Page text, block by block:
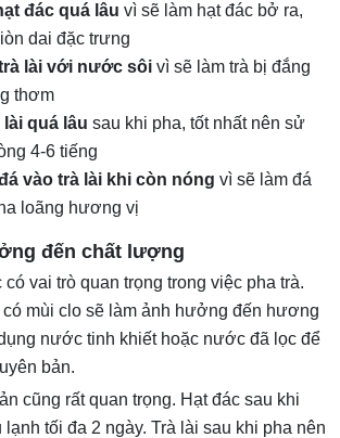
đác quá lâu vì sẽ làm hạt đác bở ra,
dai đặc trưng
lài với nước sôi vì sẽ làm trà bị đắng
thơm
quá lâu sau khi pha, tốt nhất nên sử
4-6 tiếng
vào trà lài khi còn nóng vì sẽ làm đá
loãng hương vị
đến chất lượng
vai trò quan trọng trong việc pha trà.
mùi clo sẽ làm ảnh hưởng đến hương
nước tinh khiết hoặc nước đã lọc để
bản.
cũng rất quan trọng. Hạt đác sau khi
lạnh tối đa 2 ngày. Trà lài sau khi pha nên